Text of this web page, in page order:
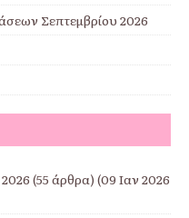
Σεπτεμβρίου 2026
(55 άρθρα) (09 Ιαν 2026